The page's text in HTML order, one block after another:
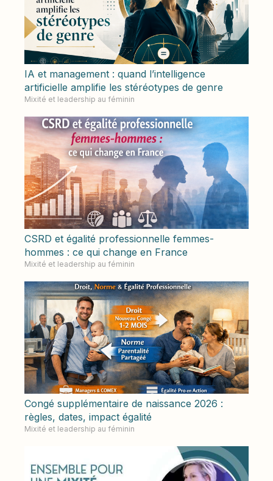
IA et management : quand l’intelligence
artificielle amplifie les stéréotypes de genre
Mixité et leadership au féminin
CSRD et égalité professionnelle femmes-
hommes : ce qui change en France
Mixité et leadership au féminin
Congé supplémentaire de naissance 2026 :
règles, dates, impact égalité
Mixité et leadership au féminin